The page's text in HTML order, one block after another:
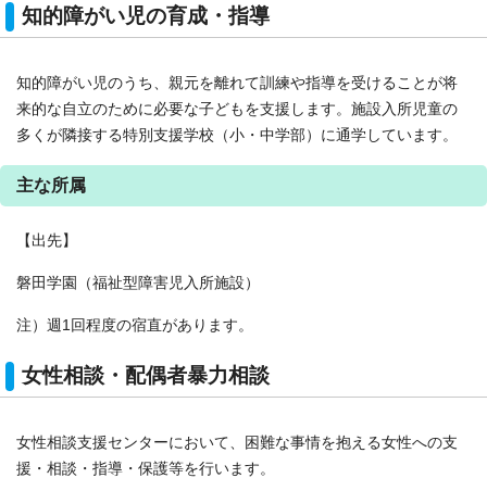
知的障がい児の育成・指導
知的障がい児のうち、親元を離れて訓練や指導を受けることが将
来的な自立のために必要な子どもを支援します。施設入所児童の
多くが隣接する特別支援学校（小・中学部）に通学しています。
主な所属
【出先】
磐田学園（福祉型障害児入所施設）
注）週1回程度の宿直があります。
女性相談・配偶者暴力相談
女性相談支援センターにおいて、困難な事情を抱える女性への支
援・相談・指導・保護等を行います。